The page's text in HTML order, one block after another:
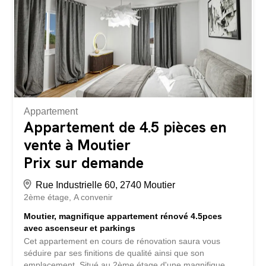
Appartement
Appartement de 4.5 pièces en
vente à Moutier
Prix sur demande
Rue Industrielle 60, 2740 Moutier
2ème étage A convenir
Moutier, magnifique appartement rénové 4.5pces
avec ascenseur et parkings
Cet appartement en cours de rénovation saura vous
séduire par ses finitions de qualité ainsi que son